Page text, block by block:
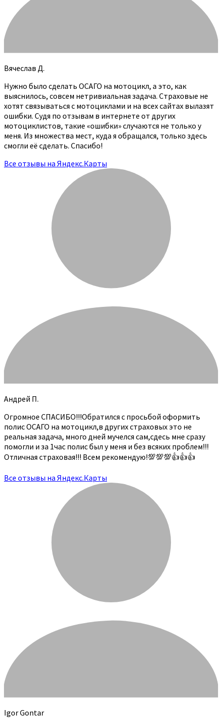
Вячеслав Д.
Нужно было сделать ОСАГО на мотоцикл, а это, как
выяснилось, совсем нетривиальная задача. Страховые не
хотят связываться с мотоциклами и на всех сайтах вылазят
ошибки. Судя по отзывам в интернете от других
мотоциклистов, такие «ошибки» случаются не только у
меня. Из множества мест, куда я обращался, только здесь
смогли её сделать. Спасибо!
Все отзывы на Яндекс.Карты
Андрей П.
Огромное СПАСИБО!!!Обратился с просьбой оформить
полис ОСАГО на мотоцикл,в других страховых это не
реальная задача, много дней мучелся сам,сдесь мне сразу
помогли и за 1час полис был у меня и без всяких проблем!!!
Отличная страховая!!! Всем рекомендую!💯💯💯👍👍👍
Все отзывы на Яндекс.Карты
Igor Gontar